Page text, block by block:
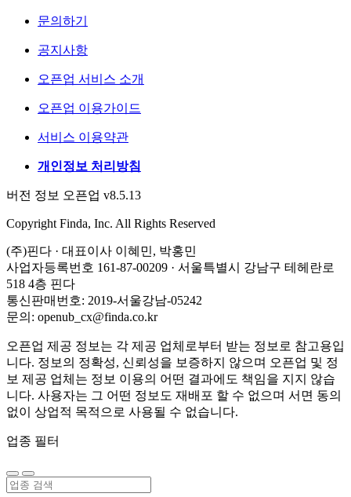
문의하기
공지사항
오픈업 서비스 소개
오픈업 이용가이드
서비스 이용약관
개인정보 처리방침
버전 정보 오픈업 v8.5.13
Copyright Finda, Inc. All Rights Reserved
(주)핀다 · 대표이사 이혜민, 박홍민
사업자등록번호 161-87-00209 · 서울특별시 강남구 테헤란로
518 4층 핀다
통신판매번호: 2019-서울강남-05242
문의: openub_cx@finda.co.kr
오픈업 제공 정보는 각 제공 업체로부터 받는 정보로 참고용입
니다. 정보의 정확성, 신뢰성을 보증하지 않으며 오픈업 및 정
보 제공 업체는 정보 이용의 어떤 결과에도 책임을 지지 않습
니다. 사용자는 그 어떤 정보도 재배포 할 수 없으며 서면 동의
없이 상업적 목적으로 사용될 수 없습니다.
업종 필터